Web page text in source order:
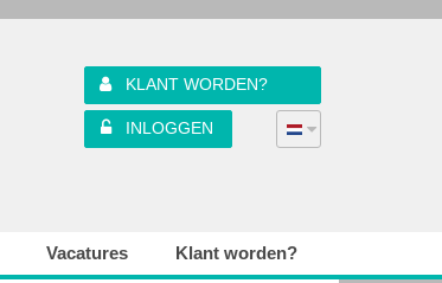
KLANT WORDEN?
INLOGGEN
Vacatures Klant worden?